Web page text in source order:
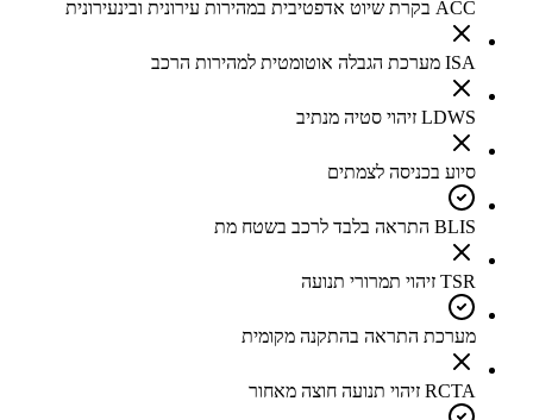
ACC בקרת שיוט אדפטיבית במהירות עירונית ובינעירונית
ISA מערכת הגבלה אוטומטית למהירות הרכב
LDWS זיהוי סטיה מנתיב
סיוע בכניסה לצמתים
BLIS התראה בלבד לרכב בשטח מת
TSR זיהוי תמרורי תנועה
מערכת התראה בהתקנה מקומית
RCTA זיהוי תנועה חוצה מאחור